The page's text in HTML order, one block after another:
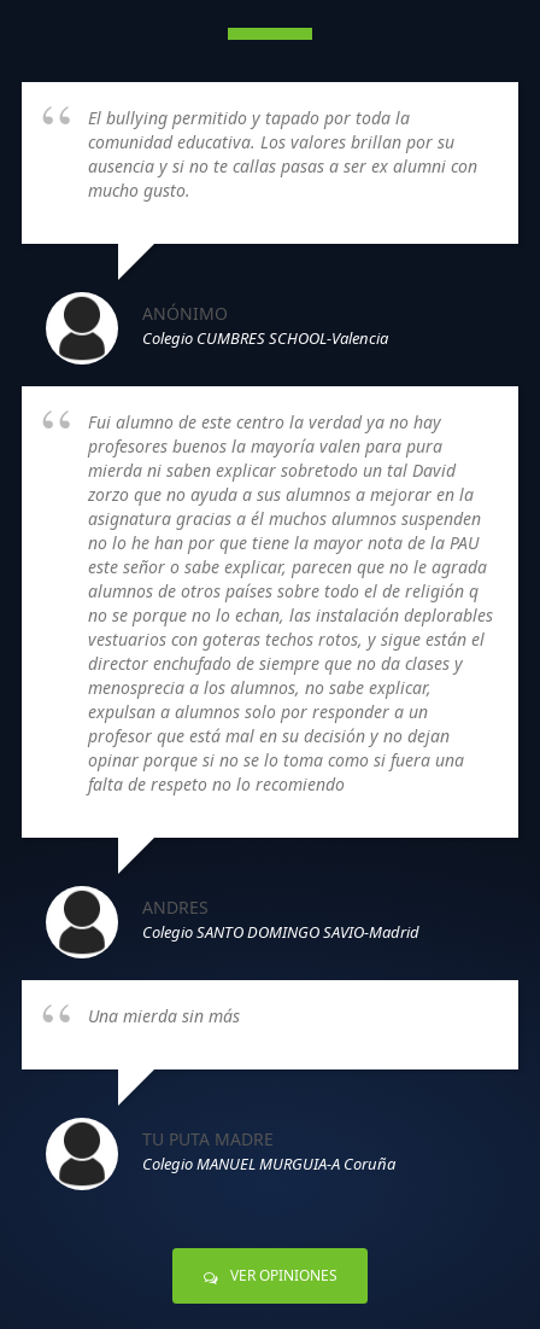
El bullying permitido y tapado por toda la
comunidad educativa. Los valores brillan por su
ausencia y si no te callas pasas a ser ex alumni con
mucho gusto.
ANÓNIMO
Colegio CUMBRES SCHOOL-Valencia
Fui alumno de este centro la verdad ya no hay
profesores buenos la mayoría valen para pura
mierda ni saben explicar sobretodo un tal David
zorzo que no ayuda a sus alumnos a mejorar en la
asignatura gracias a él muchos alumnos suspenden
no lo he han por que tiene la mayor nota de la PAU
este señor o sabe explicar, parecen que no le agrada
alumnos de otros países sobre todo el de religión q
no se porque no lo echan, las instalación deplorables
vestuarios con goteras techos rotos, y sigue están el
director enchufado de siempre que no da clases y
menosprecia a los alumnos, no sabe explicar,
expulsan a alumnos solo por responder a un
profesor que está mal en su decisión y no dejan
opinar porque si no se lo toma como si fuera una
falta de respeto no lo recomiendo
ANDRES
Colegio SANTO DOMINGO SAVIO-Madrid
Una mierda sin más
TU PUTA MADRE
Colegio MANUEL MURGUIA-A Coruña
VER OPINIONES